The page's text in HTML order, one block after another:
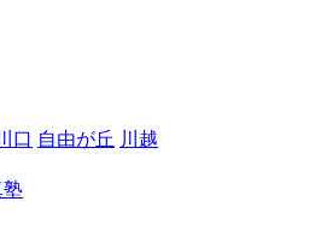
口 自由が丘 川越
塾